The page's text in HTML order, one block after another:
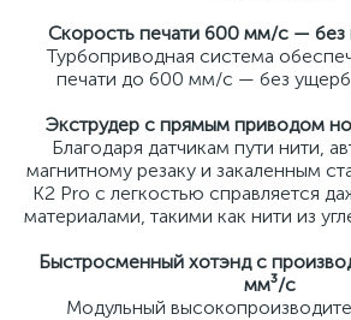
Скорость печати 600 мм/с —
Турбоприводная система
печати до 600 мм/с — без
Экструдер с прямым приводом
Благодаря датчикам пути нити,
магнитному резаку и закаленным
K2 Pro с легкостью справляется
материалами, такими как нити из
Быстросменный хотэнд с
мм³/с
Модульный